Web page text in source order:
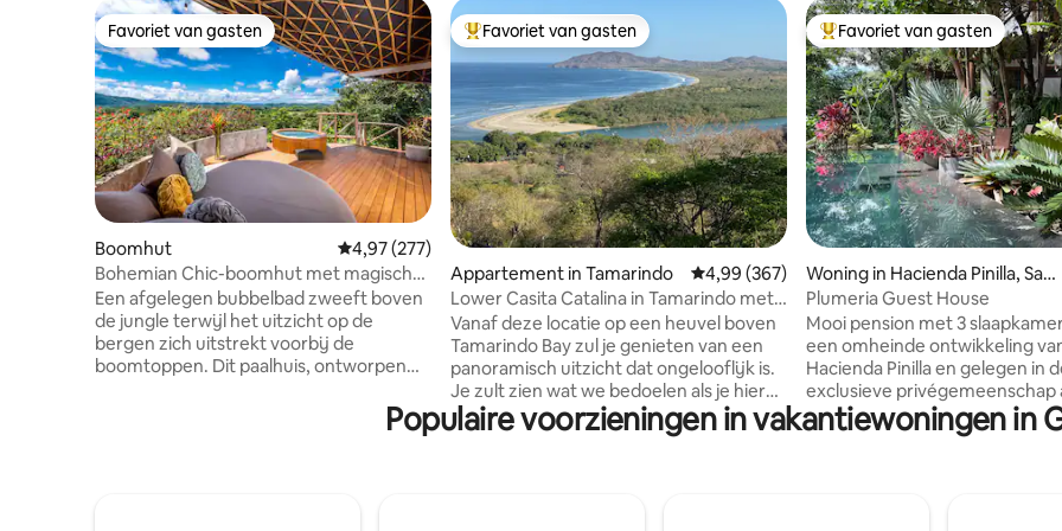
Favoriet van gasten
Favoriet van gasten
Boomhut Gemiddelde beoordeling van 4,97 uit 5, 277 recensies
4,97 (277)
Bohemian Chic-boomhut met magisch
uitzicht en bubbelbad
Een afgelegen bubbelbad zweeft boven
de jungle terwijl het uitzicht op de
bergen zich uitstrekt voorbij de
boomtoppen. Dit paalhuis, ontworpen
modern tropisch design een ervaring op
zich. Binnen zijn er een slaapkamer met
Topfavoriet van gasten
Favoriet van gasten
Appartement in Tamarindo Gemiddelde beoordeling van 4,99 uit 5, 367
4,99 (367)
Lower Casita Catalina in Tamarindo met
privézwembad
Vanaf deze locatie op een heuvel boven
Tamarindo Bay zul je genieten van een
panoramisch uitzicht dat ongelooflijk is.
Je zult zien wat we bedoelen als je hier
bent! De Casita biedt een kingsize bed
en een uitschuifbaar queensize bed,
Topfavoriet van gasten
Favoriet van gasten
Woning in Hacienda Pinilla, Sant
a Cruz
Plumeria Guest House
Mooi pension met 3
een omheinde ontwikkeling
Hacienda Pinilla en gelegen in
exclusieve privégemeenschap
strand van Avellanas, op
steenworp afstand van het
twee verdiepingen en drie
Populaire voorzieningen in vakantiewoningen in